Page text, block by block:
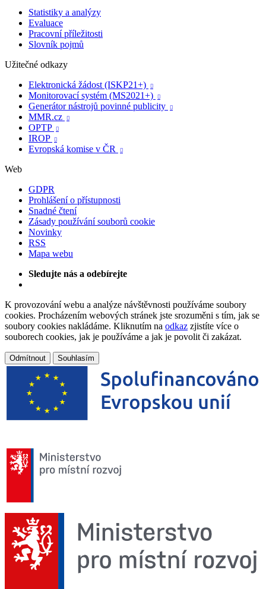
Statistiky a analýzy
Evaluace
Pracovní příležitosti
Slovník pojmů
Užitečné odkazy
Elektronická žádost (ISKP21+)

Monitorovací systém (MS2021+) 
Generátor nástrojů povinné publicity 
MMR.cz 
OPTP 
IROP 
Evropská komise v ČR 
Web
GDPR
Prohlášení o přístupnosti
Snadné čtení
Zásady používání souborů cookie
Novinky
RSS
Mapa webu
Sledujte nás a odebírejte
K provozování webu a analýze návštěvnosti používáme soubory
cookies. Procházením webových stránek jste srozuměni s tím, jak se
soubory cookies nakládáme. Kliknutím na odkaz zjistíte více o
souborech cookies, jak je používáme a jak je povolit či zakázat.
Odmítnout Souhlasím